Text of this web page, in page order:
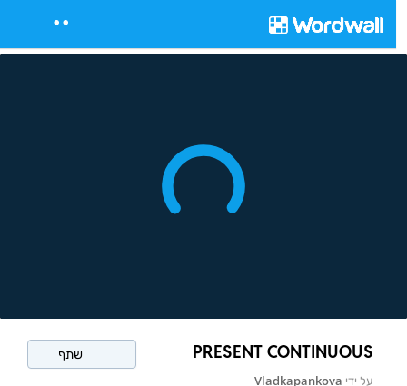
PRESENT CONTINUOUS שתף
על ידיVladkapankova